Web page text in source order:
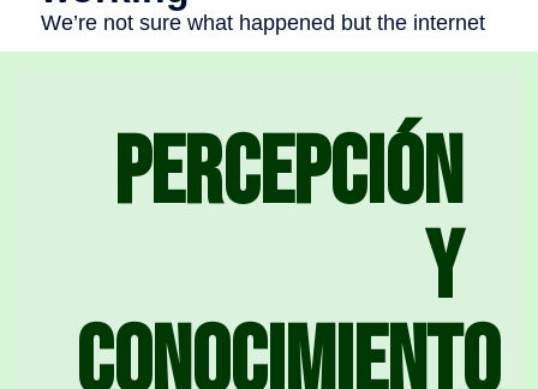
Percepción
y
conocimiento